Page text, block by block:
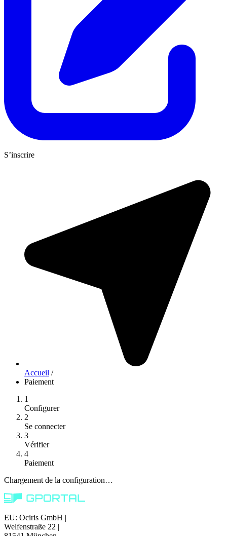
S’inscrire
Accueil /
Paiement
1
Configurer
2
Se connecter
3
Vérifier
4
Paiement
Chargement de la configuration…
EU: Ociris GmbH |
Welfenstraße 22 |